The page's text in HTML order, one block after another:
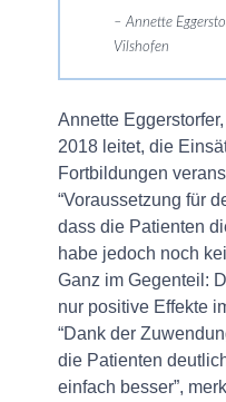
Annette
Vilshofen
Annette
2018 leitet, die
Fortbildungen
“Voraussetzung für
dass die Patienten
habe jedoch noch
Ganz im Gegenteil:
nur positive Effekte
“Dank der
die Patienten
einfach besser”,